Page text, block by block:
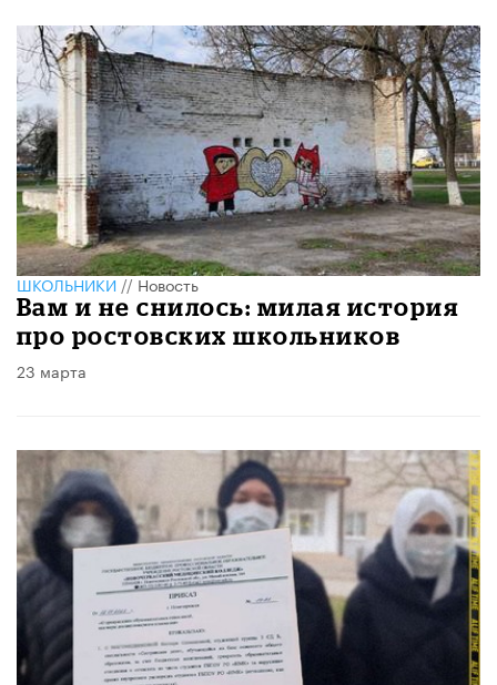
ШКОЛЬНИКИ//Новость
Вам и не снилось: милая история
про ростовских школьников
23 марта